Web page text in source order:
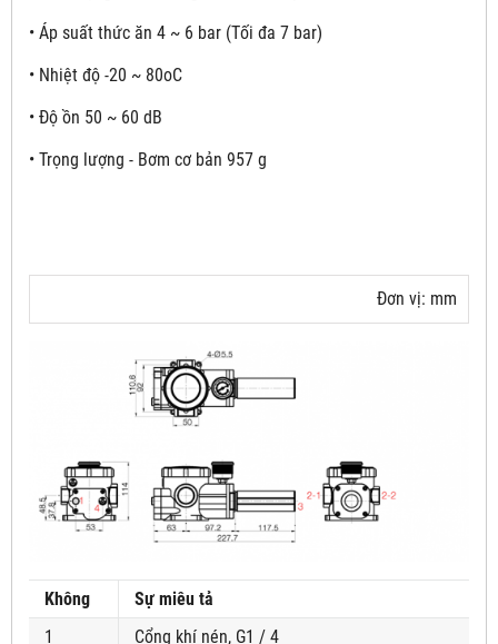
• Áp suất thức ăn 4 ~ 6 bar (Tối đa 7 bar)
• Nhiệt độ -20 ~ 80oC
• Độ ồn 50 ~ 60 dB
• Trọng lượng - Bơm cơ bản 957 g
Đơn vị: mm
Không
Sự miêu tả
1
Cổng khí nén, G1 / 4